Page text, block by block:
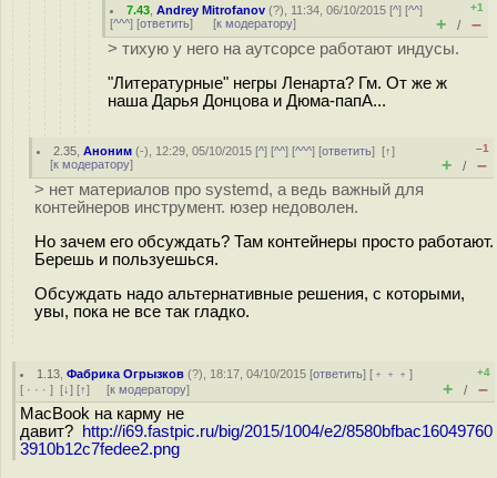
7.43 ,Andrey Mitrofanov (?), 11:34, 06/10/2015 [^] [^^]
[^^^] [ответить] [к модератору]
+1
+ / –
> тихую у него на аутсорсе работают индусы.
"Литературные" негры Ленарта? Гм. От же ж
наша Дарья Донцова и Дюма-папА...
2.35 ,Аноним (-), 12:29, 05/10/2015 [^] [^^] [^^^] [ответить][↑]
[к модератору]
–1
+ / –
> нет материалов про systemd, а ведь важный для
контейнеров инструмент. юзер недоволен.
Но зачем его обсуждать? Там контейнеры просто работают.
Берешь и пользуешься.
Обсуждать надо альтернативные решения, с которыми,
увы, пока не все так гладко.
1.13 ,Фабрика Огрызков (?), 18:17, 04/10/2015 [ответить] [ ﹢﹢﹢]
[ · · · ] [↓] [↑] [к модератору]
+4
+ / –
МасBook на карму не
давит?
http://i69.fastpic.ru/big/2015/1004/e2/8580bfbac16049760
3910b12c7fedee2.png